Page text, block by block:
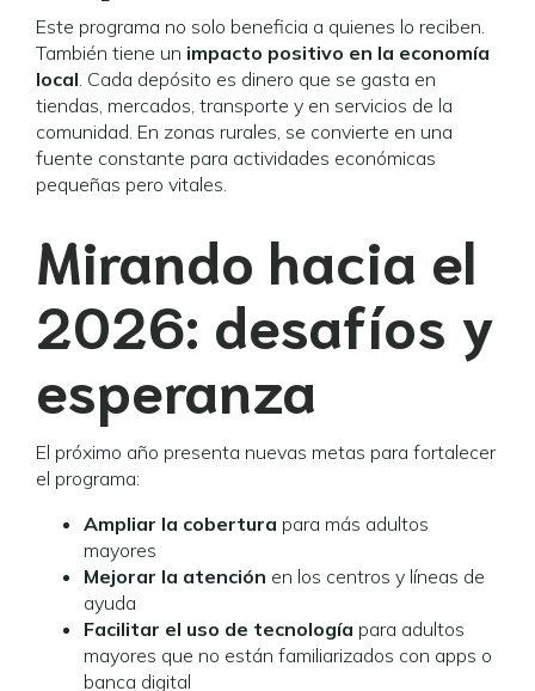
Este programa no solo beneficia a quienes lo reciben.
También tiene un impacto positivo en la economía
local. Cada depósito es dinero que se gasta en
tiendas, mercados, transporte y en servicios de la
comunidad. En zonas rurales, se convierte en una
fuente constante para actividades económicas
pequeñas pero vitales.
Mirando hacia el
2026: desafíos y
esperanza
El próximo año presenta nuevas metas para fortalecer
el programa:
Ampliar la cobertura para más adultos
mayores
Mejorar la atención en los centros y líneas de
ayuda
Facilitar el uso de tecnología para adultos
mayores que no están familiarizados con apps o
banca digital